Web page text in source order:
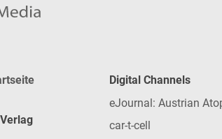
Digital Channels
eJournal: Austrian
car-t-cell